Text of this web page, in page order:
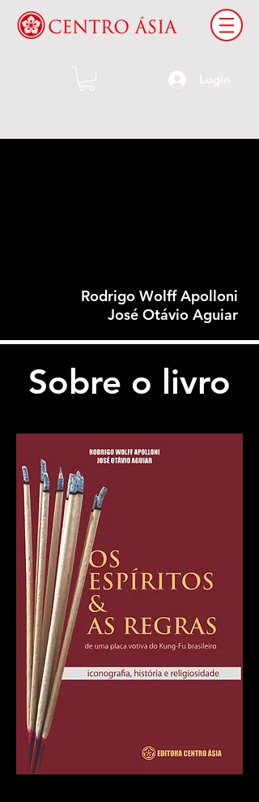
Login
Rodrigo Wolff Apolloni
José Otávio Aguiar
Sobre o livro